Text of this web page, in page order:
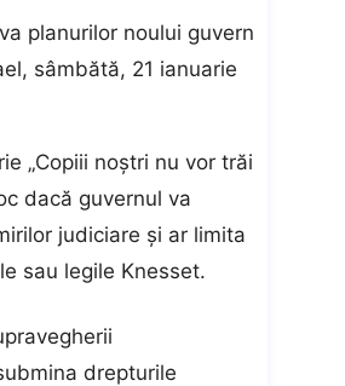
planurilor noului guvern
sâmbătă, 21 ianuarie
„Copiii noștri nu vor trăi
dacă guvernul va
judiciare și ar limita
sau legile Knesset.
drepturile